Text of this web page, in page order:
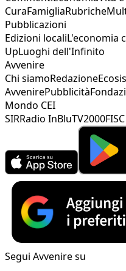
CuraFamigliaRubriche
Pubblicazioni
Edizioni localiL'economia
UpLuoghi dell'Infinito
Avvenire
Chi siamoRedazione
AvvenirePubblicità
Mondo CEI
SIRRadio InBluTV2000FISC
Segui Avvenire su